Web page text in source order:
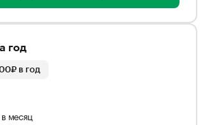
год
в год
в месяц